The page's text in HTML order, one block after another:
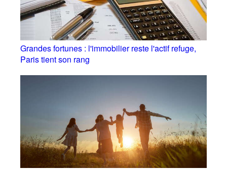
Grandes fortunes : l'immobilier reste l'actif refuge,
Paris tient son rang